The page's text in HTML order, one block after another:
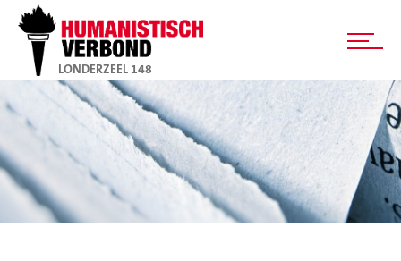
LONDERZEEL 148